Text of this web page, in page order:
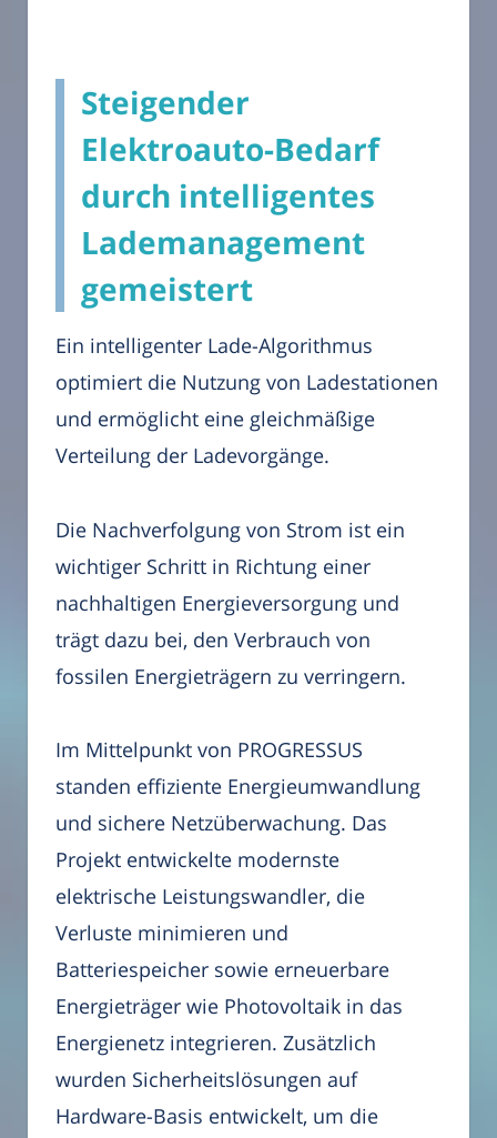
Steigender
Elektroauto-Bedarf
durch intelligentes
Lademanagement
gemeistert
Ein intelligenter Lade-Algorithmus
optimiert die Nutzung von Ladestationen
und ermöglicht eine gleichmäßige
Verteilung der Ladevorgänge.
Die Nachverfolgung von Strom ist ein
wichtiger Schritt in Richtung einer
nachhaltigen Energieversorgung und
trägt dazu bei, den Verbrauch von
fossilen Energieträgern zu verringern.
Im Mittelpunkt von PROGRESSUS
standen effiziente Energieumwandlung
und sichere Netzüberwachung. Das
Projekt entwickelte modernste
elektrische Leistungswandler, die
Verluste minimieren und
Batteriespeicher sowie erneuerbare
Energieträger wie Photovoltaik in das
Energienetz integrieren. Zusätzlich
wurden Sicherheitslösungen auf
Hardware-Basis entwickelt, um die